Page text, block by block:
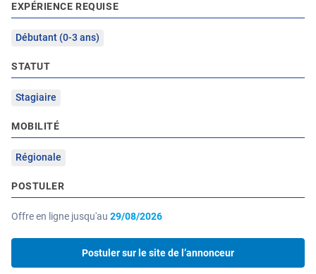
EXPÉRIENCE REQUISE
Débutant (0-3 ans)
STATUT
Stagiaire
MOBILITÉ
Régionale
POSTULER
Offre en ligne jusqu'au 29/08/2026
Postuler sur le site de l’annonceur